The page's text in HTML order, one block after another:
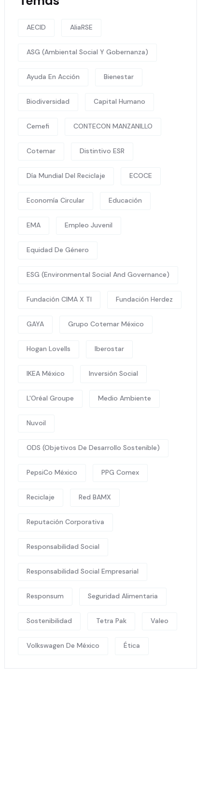
AECID AliaRSE
ASG (Ambiental Social Y Gobernanza)
Ayuda En Acción Bienestar
Biodiversidad Capital Humano
Cemefi CONTECON MANZANILLO
Cotemar Distintivo ESR
Día Mundial Del Reciclaje ECOCE
Economía Circular Educación
EMA Empleo Juvenil
Equidad De Género
ESG (Environmental Social And Governance)
Fundación CIMA X TI Fundación Herdez
GAYA Grupo Cotemar México
Hogan Lovells Iberostar
IKEA México Inversión Social
L'Oréal Groupe Medio Ambiente
Nuvoil
ODS (Objetivos De Desarrollo Sostenible)
PepsiCo México PPG Comex
Reciclaje Red BAMX
Reputación Corporativa
Responsabilidad Social
Responsabilidad Social Empresarial
Responsum Seguridad Alimentaria
Sostenibilidad Tetra Pak Valeo
Volkswagen De México Ética